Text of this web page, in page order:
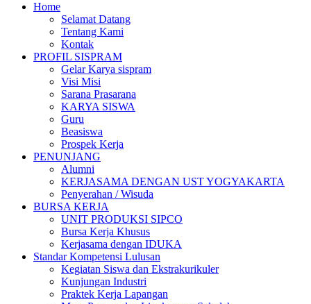
Home
Selamat Datang
Tentang Kami
Kontak
PROFIL SISPRAM
Gelar Karya sispram
Visi Misi
Sarana Prasarana
KARYA SISWA
Guru
Beasiswa
Prospek Kerja
PENUNJANG
Alumni
KERJASAMA DENGAN UST YOGYAKARTA
Penyerahan / Wisuda
BURSA KERJA
UNIT PRODUKSI SIPCO
Bursa Kerja Khusus
Kerjasama dengan IDUKA
Standar Kompetensi Lulusan
Kegiatan Siswa dan Ekstrakurikuler
Kunjungan Industri
Praktek Kerja Lapangan